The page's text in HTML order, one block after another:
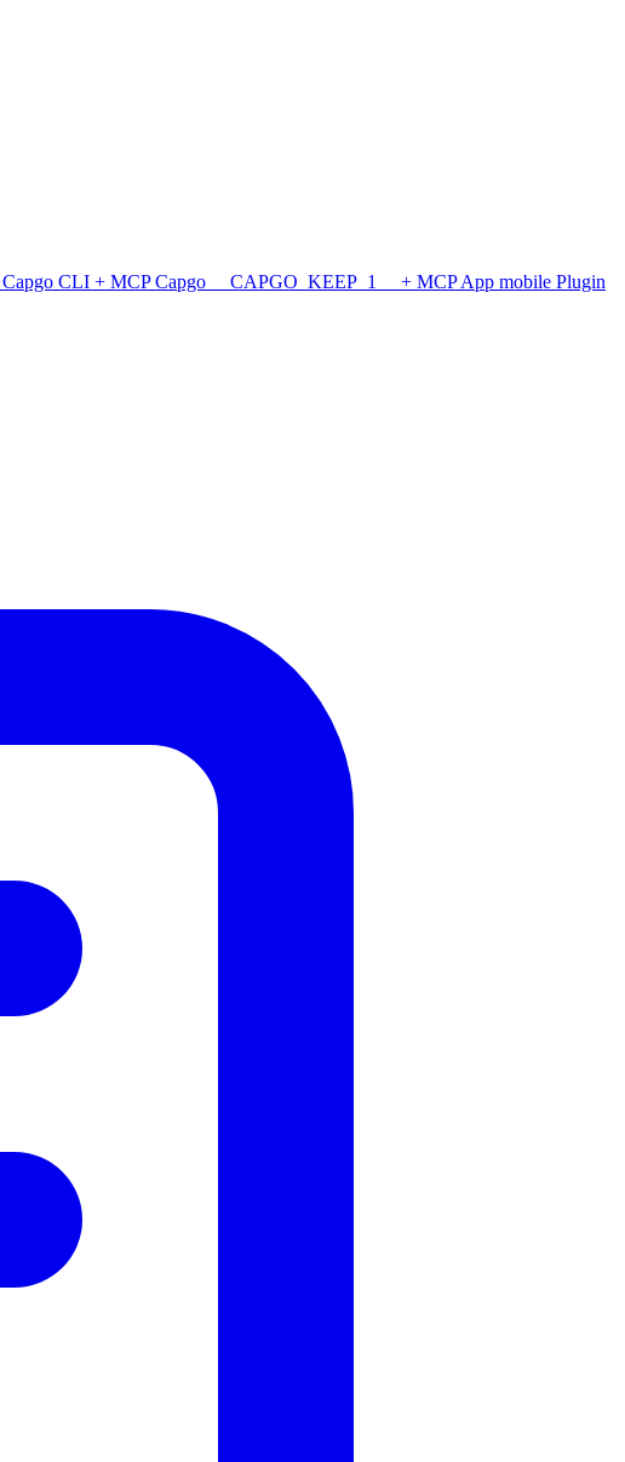
Capgo CLI + MCPCapgo __CAPGO_KEEP_1__ + MCPApp mobile Plugin